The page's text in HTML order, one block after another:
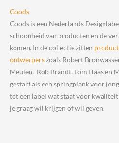
Goods
Goods is een Nederlands
schoonheid van producten en de
komen. In de collectie zitten
ontwerperszoals Robert
Meulen, Rob Brandt, Tom Haas en
gestart als een springplank voor
tot een label wat staat voor
je graag wil krijgen of wil geven.